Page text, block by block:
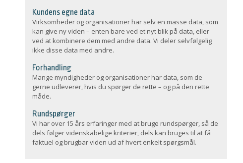
Kundens egne data
Virksomheder og organisationer har selv en masse data, som
kan give ny viden – enten bare ved et nyt blik på data, eller
ved at kombinere dem med andre data. Vi deler selvfølgelig
ikke disse data med andre.
Forhandling
Mange myndigheder og organisationer har data, som de
gerne udleverer, hvis du spørger de rette – og på den rette
måde.
Rundspørger
Vi har over 15 års erfaringer med at bruge rundspørger, så de
dels følger videnskabelige kriterier, dels kan bruges til at få
faktuel og brugbar viden ud af hvert enkelt spørgsmål.